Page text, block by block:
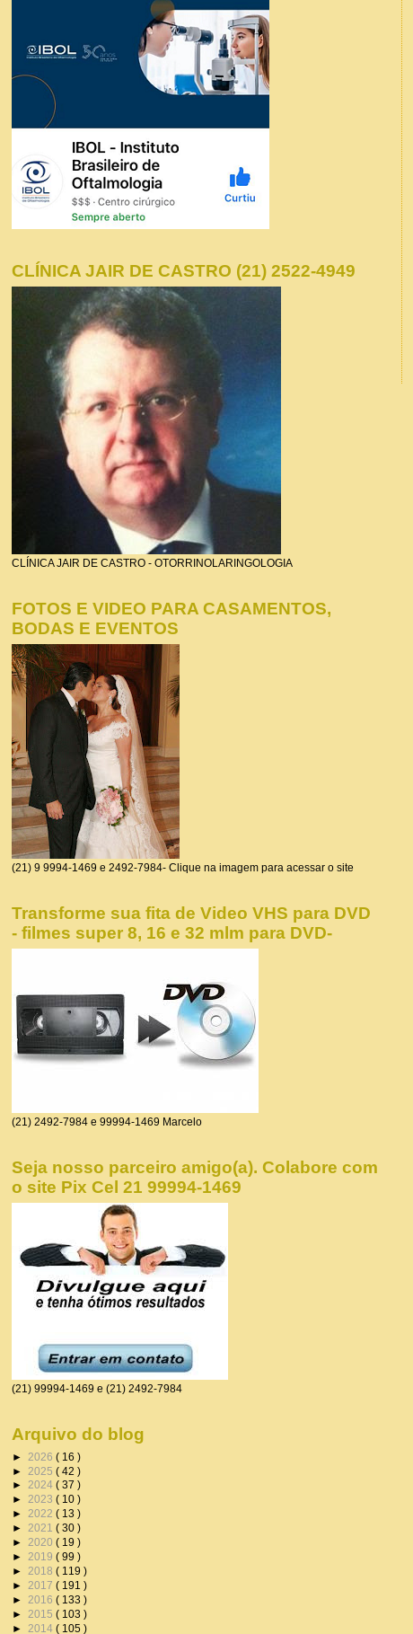
CLÍNICA JAIR DE CASTRO (21) 2522-4949
CLÍNICA JAIR DE CASTRO - OTORRINOLARINGOLOGIA
FOTOS E VIDEO PARA CASAMENTOS,
BODAS E EVENTOS
(21) 9 9994-1469 e 2492-7984- Clique na imagem para acessar o site
Transforme sua fita de Video VHS para DVD
- filmes super 8, 16 e 32 mlm para DVD-
(21) 2492-7984 e 99994-1469 Marcelo
Seja nosso parceiro amigo(a). Colabore com
o site Pix Cel 21 99994-1469
(21) 99994-1469 e (21) 2492-7984
Arquivo do blog
► 2026 ( 16 )
► 2025 ( 42 )
► 2024 ( 37 )
► 2023 ( 10 )
► 2022 ( 13 )
► 2021 ( 30 )
► 2020 ( 19 )
► 2019 ( 99 )
► 2018 ( 119 )
► 2017 ( 191 )
► 2016 ( 133 )
► 2015 ( 103 )
► 2014 ( 105 )